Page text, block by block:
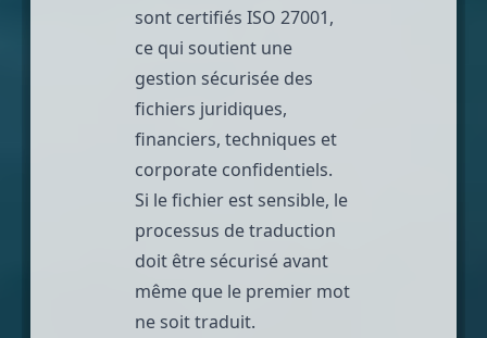
sont certifiés ISO 27001,
ce qui soutient une
gestion sécurisée des
fichiers juridiques,
financiers, techniques et
corporate confidentiels.
Si le fichier est sensible, le
processus de traduction
doit être sécurisé avant
même que le premier mot
ne soit traduit.